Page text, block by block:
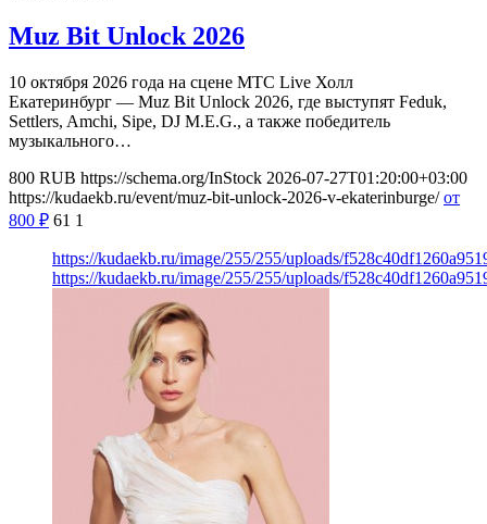
Muz Bit Unlock 2026
10 октября 2026 года на сцене МТС Live Холл
Екатеринбург — Muz Bit Unlock 2026, где выступят Feduk,
Settlers, Amchi, Sipe, DJ M.E.G., а также победитель
музыкального…
800 RUB https://schema.org/InStock 2026-07-27T01:20:00+03:00
https://kudaekb.ru/event/muz-bit-unlock-2026-v-ekaterinburge/ от
800 ₽ 61 1
https://kudaekb.ru/image/255/255/uploads/
https://kudaekb.ru/image/255/255/uploads/